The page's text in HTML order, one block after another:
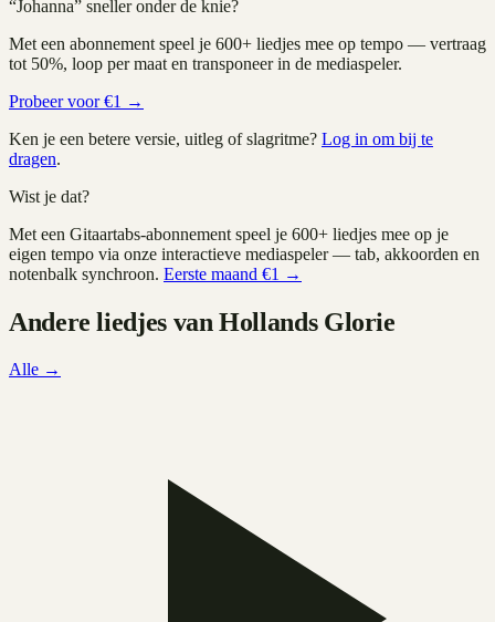
“Johanna” sneller onder de knie?
Met een abonnement speel je 600+ liedjes mee op tempo — vertraag
tot 50%, loop per maat en transponeer in de mediaspeler.
Probeer voor €1 →
Ken je een betere versie, uitleg of slagritme? Log in om bij te
dragen.
Wist je dat?
Met een Gitaartabs-abonnement speel je 600+ liedjes mee op je
eigen tempo via onze interactieve mediaspeler — tab, akkoorden en
notenbalk synchroon. Eerste maand €1 →
Andere liedjes vanHollands Glorie
Alle →